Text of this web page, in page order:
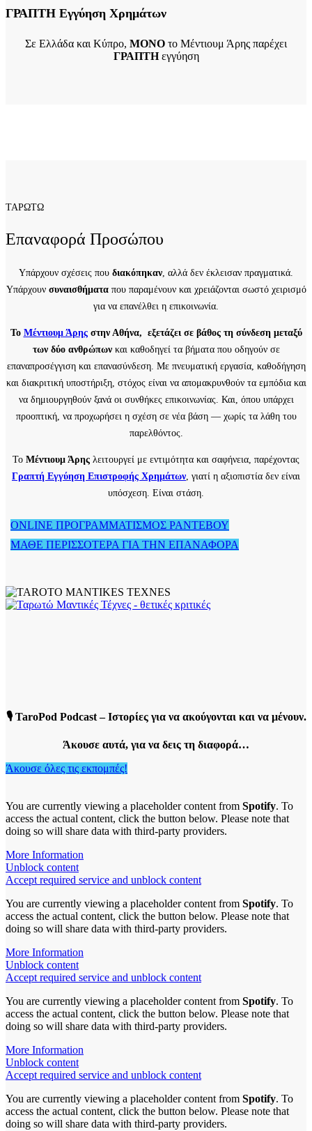
ΓΡΑΠΤΗ Εγγύηση Χρημάτων
Σε Ελλάδα και Κύπρο, ΜΟΝΟ το Μέντιουμ Άρης παρέχει
ΓΡΑΠΤΗεγγύηση
ΤΑΡΩΤΩ
Επαναφορά Προσώπου
Υπάρχουν σχέσεις που διακόπηκαν, αλλά δεν έκλεισαν πραγματικά.
Υπάρχουν συναισθήματαπου παραμένουν και χρειάζονται σωστό χειρισμό
για να επανέλθει η επικοινωνία.
Το Μέντιουμ Άρηςστην Αθήνα, εξετάζει σε βάθος τη σύνδεση μεταξύ
των δύο ανθρώπωνκαι καθοδηγεί τα βήματα που οδηγούν σε
επαναπροσέγγιση και επανασύνδεση. Με πνευματική εργασία, καθοδήγηση
και διακριτική υποστήριξη, στόχος είναι να απομακρυνθούν τα εμπόδια και
να δημιουργηθούν ξανά οι συνθήκες επικοινωνίας. Και, όπου υπάρχει
προοπτική, να προχωρήσει η σχέση σε νέα βάση — χωρίς τα λάθη του
παρελθόντος.
Το Μέντιουμ Άρης λειτουργεί με εντιμότητα και σαφήνεια, παρέχοντας
Γραπτή Εγγύηση Επιστροφής Χρημάτων, γιατί η αξιοπιστία δεν είναι
υπόσχεση. Είναι στάση.
ONLINE ΠΡΟΓΡΑΜΜΑΤΙΣΜΟΣ ΡΑΝΤΕΒΟΥ
ΜΑΘΕ ΠΕΡΙΣΣΟΤΕΡΑ ΓΙΑ ΤΗΝ ΕΠΑΝΑΦΟΡΑ
🎙️ TaroPod Podcast – Ιστορίες για να ακούγονται και να μένουν.
Άκουσε αυτά, για να δεις τη διαφορά…
Άκουσε όλες τις εκπομπές!
You are currently viewing a placeholder content from Spotify. To
access the actual content, click the button below. Please note that
doing so will share data with third-party providers.
More Information
Unblock content
Accept required service and unblock content
You are currently viewing a placeholder content from Spotify. To
access the actual content, click the button below. Please note that
doing so will share data with third-party providers.
More Information
Unblock content
Accept required service and unblock content
You are currently viewing a placeholder content from Spotify. To
access the actual content, click the button below. Please note that
doing so will share data with third-party providers.
More Information
Unblock content
Accept required service and unblock content
You are currently viewing a placeholder content from Spotify. To
access the actual content, click the button below. Please note that
doing so will share data with third-party providers.